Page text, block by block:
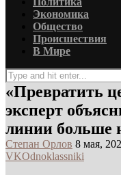
Экономика
Общество
Происшествия
В Мире
«Превратить
эксперт
линии больше
Степан Орлов 8 мая,
VKOdnoklassniki